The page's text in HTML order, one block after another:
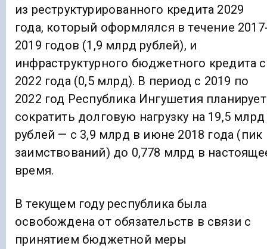
из реструктурированного кредита 2029
года, который оформлялся в течение
2019 годов (1,9 млрд рублей), и
инфраструктурного бюджетного кредита с
2022 года (0,5 млрд). В период с 2019 по
2022 год Республика Ингушетия планирует
сократить долговую нагрузку на 19,5 млрд
рублей — с 3,9 млрд в июне 2018 года (пик
заимствований) до 0,778 млрд в
время.
В текущем году республика была
освобождена от обязательств в связи с
принятием бюджетной меры